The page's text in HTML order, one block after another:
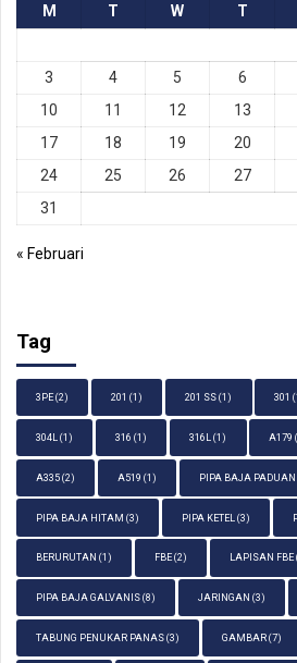
M T W T
3
4 5 6
10
11 12 13
17
18 19 20
24
25 26 27
31
« Februari
Tag
3PE (2) 201 (1) 201 SS (1) 301
304L (1) 316 (1) 316L (1) A179
A335 (2) A519 (1) PIPA BAJA PADUAN
PIPA BAJA HITAM (3) PIPA KETEL (3)
BERURUTAN (1) FBE(2) LAPISAN FBE
PIPA BAJA GALVANIS (8) JARINGAN (3)
TABUNG PENUKAR PANAS (3) GAMBAR (7)